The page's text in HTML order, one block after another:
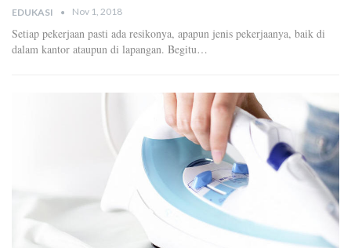
EDUKASI Nov 1, 2018
Setiap pekerjaan pasti ada resikonya, apapun jenis pekerjaanya, baik di
dalam kantor ataupun di lapangan. Begitu…